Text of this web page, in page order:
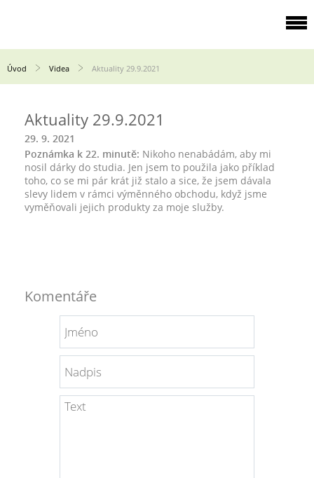
Úvod Videa Aktuality 29.9.2021
Aktuality 29.9.2021
29. 9. 2021
Poznámka k 22. minutě: Nikoho nenabádám, aby mi
nosil dárky do studia. Jen jsem to použila jako příklad
toho, co se mi pár krát již stalo a sice, že jsem dávala
slevy lidem v rámci výměnného obchodu, když jsme
vyměňovali jejich produkty za moje služby.
Komentáře